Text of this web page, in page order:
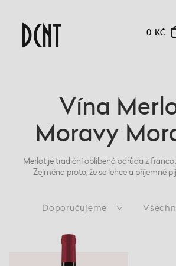
0 KČ
Vína
Moravy
Merlot je tradiční oblíbená odrůda z
Zejména proto, že se lehce a příjemně
Doporučujeme